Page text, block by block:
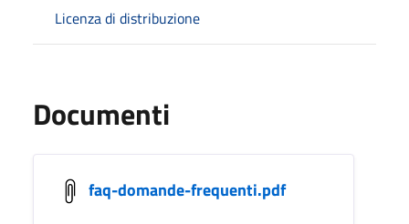
Licenza di distribuzione
Documenti
faq-domande-frequenti.pdf